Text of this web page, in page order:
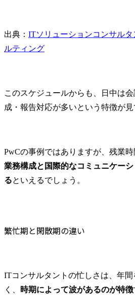
出典： ITソリューションコンサル
ルティング
このスケジュールからも、日中は
成・報告対応が多いという特徴が見
PwCの事例ではありますが、残業時
業務構成と国際的なコミュニケー
るといえるでしょう。
繁忙期と閑散期の違い
ITコンサルタントの忙しさは、年
く、
時期によって波があるのが特徴